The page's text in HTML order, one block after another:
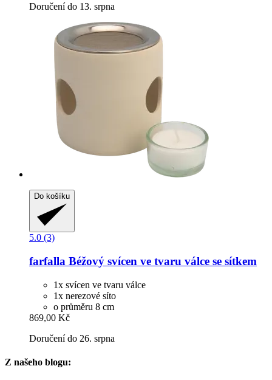
Doručení do 13. srpna
Do košíku
5.0 (3)
farfalla Béžový svícen ve tvaru válce se sítkem
1x svícen ve tvaru válce
1x nerezové síto
o průměru 8 cm
869,00 Kč
Doručení do 26. srpna
Z našeho blogu: